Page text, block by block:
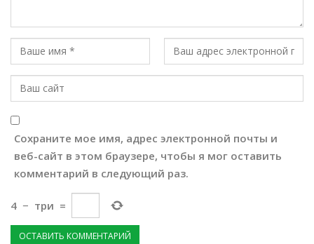
Сохраните мое имя, адрес электронной почты и
веб-сайт в этом браузере, чтобы я мог оставить
комментарий в следующий раз.
4 − три =